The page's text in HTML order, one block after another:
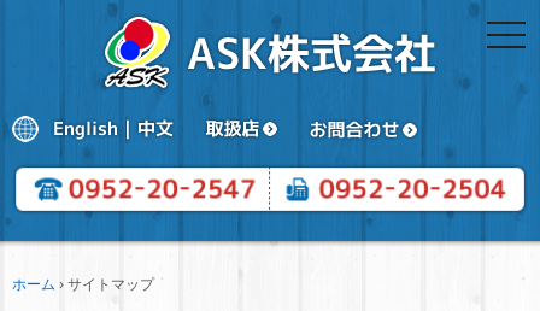
ホーム › サイトマップ